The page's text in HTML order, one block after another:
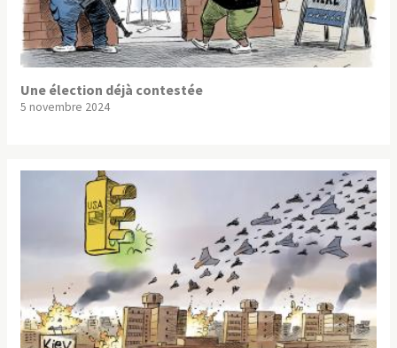
Une élection déjà contestée
5 novembre 2024